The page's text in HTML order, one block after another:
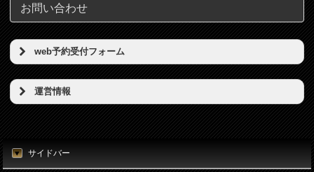
お問い合わせ
web予約受付フォーム
予約希望日（必須）
時刻（必須）
運営情報
店名
東京リンパの壺
所在地
サイドバー